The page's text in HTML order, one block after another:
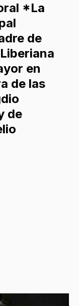
*La
de
en
de las
de